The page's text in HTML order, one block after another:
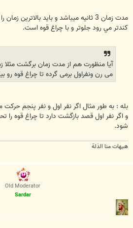
مدت زمان 3 ثانيه ميباشد و بايد
کندتر مي رود جلوتر و با چراغ قوه است.
آیا منظورت هم از مدت زمان برگشت مثلا
می رن ونفراول برمی گرده تا چراغ قوه رو
شود.
هیهات منا الذلة
Old Moderator
Sardar